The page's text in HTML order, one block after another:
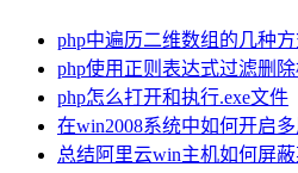
php中遍历二维数组的几种
php使用正则表达式过滤删
php怎么打开和执行.exe文件
在win2008系统中如何开启
总结阿里云win主机如何屏蔽